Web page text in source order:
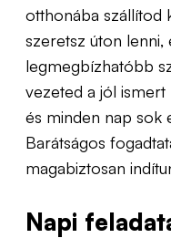
otthonába szállítod
szeretsz úton lenni,
legmegbízhatóbb
vezeted a jól
és minden nap sok
Barátságos
magabiztosan
Napi